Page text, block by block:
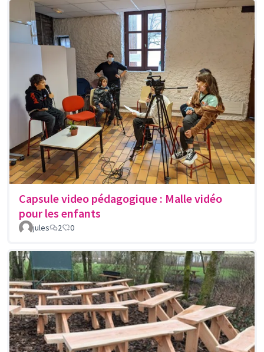
Capsule video pédagogique : Malle vidéo
pour les enfants
jules 2 0